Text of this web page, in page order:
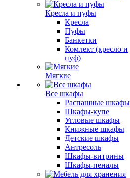
Кресла и пуфы
Кресла
Пуфы
Банкетки
Комлект (кресло и
пуф)
Мягкие
Все шкафы
Распашные шкафы
Шкафы-купе
Угловые шкафы
Книжные шкафы
Детские шкафы
Антресоль
Шкафы-витрины
Шкафы-пеналы